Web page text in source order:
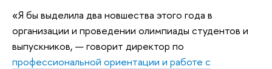
«Я бы выделила два новшества этого года в
организации и проведении олимпиады студентов и
выпускников, — говорит директор по
профессиональной ориентации и работе с